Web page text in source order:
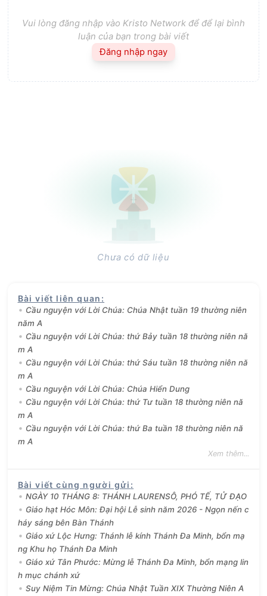
Vui lòng đăng nhập vào Kristo Network để để lại bình
luận của bạn trong bài viết
Đăng nhập ngay
Chưa có dữ liệu
Bài viết liên quan :
Cầu nguyện với Lời Chúa: Chúa Nhật tuần 19 thường niên
năm A
Cầu nguyện với Lời Chúa: thứ Bảy tuần 18 thường niên nă
m A
Cầu nguyện với Lời Chúa: thứ Sáu tuần 18 thường niên nă
m A
Cầu nguyện với Lời Chúa: Chúa Hiển Dung
Cầu nguyện với Lời Chúa: thứ Tư tuần 18 thường niên nă
m A
Cầu nguyện với Lời Chúa: thứ Ba tuần 18 thường niên nă
m A
Xem thêm...
Bài viết cùng người gửi :
NGÀY 10 THÁNG 8: THÁNH LAURENSÔ, PHÓ TẾ, TỬ ĐẠO
Giáo hạt Hóc Môn: Đại hội Lễ sinh năm 2026 - Ngọn nến c
háy sáng bên Bàn Thánh
Giáo xứ Lộc Hưng: Thánh lễ kính Thánh Đa Minh, bổn mạ
ng Khu họ Thánh Đa Minh
Giáo xứ Tân Phước: Mừng lễ Thánh Đa Minh, bổn mạng lin
h mục chánh xứ
Suy Niệm Tin Mừng: Chúa Nhật Tuần XIX Thường Niên A